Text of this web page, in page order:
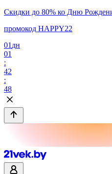
Скидки до 80% ко Дню
промокод HAPPY22
01 дн
01
:
42
:
48